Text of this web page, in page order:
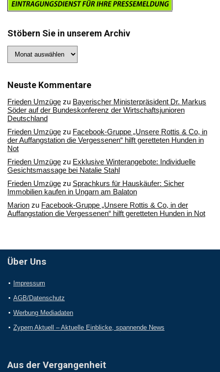
Stöbern Sie in unserem Archiv
Sie
Archiv
Neuste Kommentare
Frieden Umzüge zu Bayerischer Ministerpräsident Dr. Markus
Söder auf der Bundeskonferenz der Wirtschaftsjunioren
Deutschland
Frieden Umzüge zu Facebook-Gruppe „Unsere Rottis & Co, in
der Auffangstation die Vergessenen“ hilft geretteten Hunden in
Not
Frieden Umzüge zu Exklusive Winterangebote: Individuelle
Gesichtsmassage bei Natalie Stahl
Frieden Umzüge zu Sprachkurs für Hauskäufer: Sicher
Immobilien kaufen in Ungarn am Balaton
Marion zu Facebook-Gruppe „Unsere Rottis & Co, in der
Auffangstation die Vergessenen“ hilft geretteten Hunden in Not
Über Uns
Impressum
AGB/Datenschutz
Werbung Mediadaten
Zypern Aktuell – Aktuelle Einblicke, spannende News
Aus der Vergangenheit